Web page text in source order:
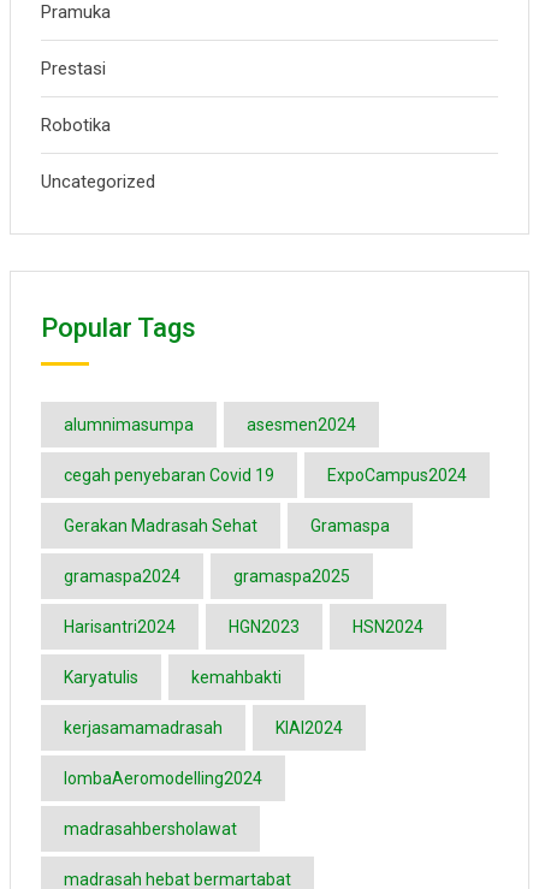
Pramuka
Prestasi
Robotika
Uncategorized
Popular Tags
alumnimasumpa asesmen2024
cegah penyebaran Covid 19 ExpoCampus2024
Gerakan Madrasah Sehat Gramaspa
gramaspa2024 gramaspa2025
Harisantri2024 HGN2023 HSN2024
Karyatulis kemahbakti
kerjasamamadrasah KIAI2024
lombaAeromodelling2024
madrasahbersholawat
madrasah hebat bermartabat